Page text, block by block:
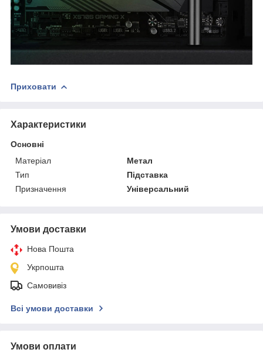
Приховати
Характеристики
Основні
Матеріал
Метал
Тип
Підставка
Призначення
Універсальний
Умови доставки
Нова Пошта
Укрпошта
Самовивіз
Всі умови доставки
Умови оплати